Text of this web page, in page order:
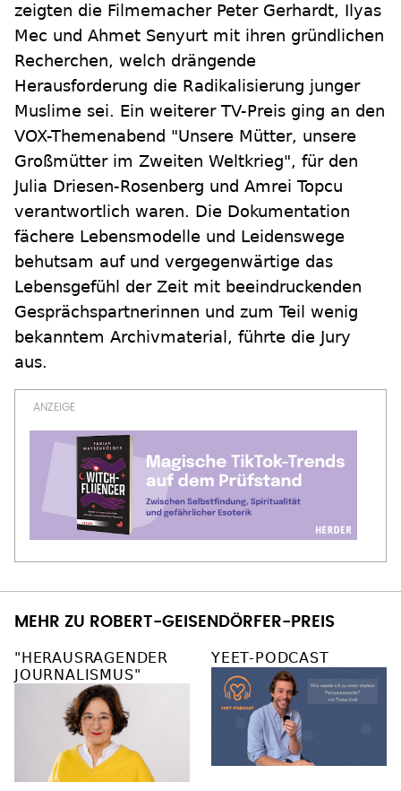
zeigten die Filmemacher Peter Gerhardt, Ilyas
Mec und Ahmet Senyurt mit ihren gründlichen
Recherchen, welch drängende
Herausforderung die Radikalisierung junger
Muslime sei. Ein weiterer TV-Preis ging an den
VOX-Themenabend "Unsere Mütter, unsere
Großmütter im Zweiten Weltkrieg", für den
Julia Driesen-Rosenberg und Amrei Topcu
verantwortlich waren. Die Dokumentation
fächere Lebensmodelle und Leidenswege
behutsam auf und vergegenwärtige das
Lebensgefühl der Zeit mit beeindruckenden
Gesprächspartnerinnen und zum Teil wenig
bekanntem Archivmaterial, führte die Jury
aus.
MEHR ZU ROBERT-GEISENDÖRFER-PREIS
"HERAUSRAGENDER
JOURNALISMUS"
YEET-PODCAST